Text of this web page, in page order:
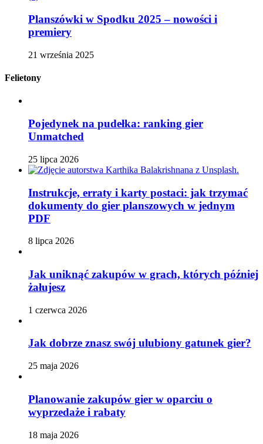
Planszówki w Spodku 2025 – nowości i
premiery
21 września 2025
Felietony
Pojedynek na pudełka: ranking gier
Unmatched
25 lipca 2026
Instrukcje, erraty i karty postaci: jak trzymać
dokumenty do gier planszowych w jednym
PDF
8 lipca 2026
Jak uniknąć zakupów w grach, których później
żałujesz
1 czerwca 2026
Jak dobrze znasz swój ulubiony gatunek gier?
25 maja 2026
Planowanie zakupów gier w oparciu o
wyprzedaże i rabaty
18 maja 2026